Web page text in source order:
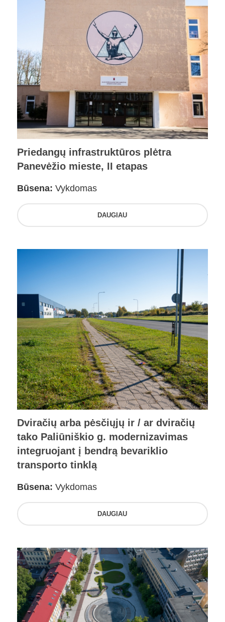
Priedangų infrastruktūros plėtra
Panevėžio mieste, II etapas
Būsena: Vykdomas
DAUGIAU
Dviračių arba pėsčiųjų ir / ar dviračių
tako Paliūniškio g. modernizavimas
integruojant į bendrą bevariklio
transporto tinklą
Būsena: Vykdomas
DAUGIAU